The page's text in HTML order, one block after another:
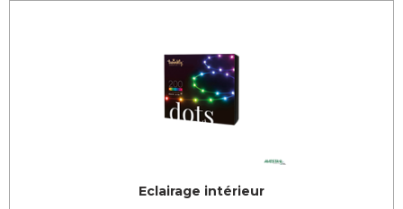
Eclairage intérieur